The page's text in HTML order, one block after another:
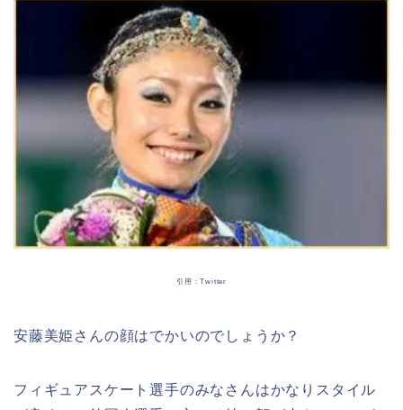
引用：Twitter
安藤美姫さんの顔はでかいのでしょうか？
フィギュアスケート選手のみなさんはかなりスタイル